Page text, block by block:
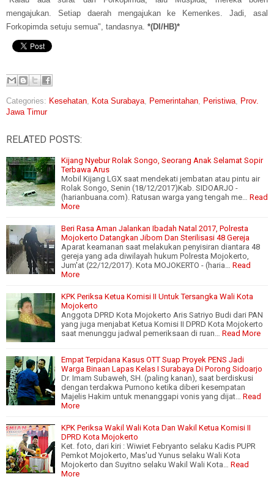
mengajukan. Setiap daerah mengajukan ke Kemenkes. Jadi, asal
Forkopimda setuju semua", tandasnya. *(DI/HB)*
Categories: Kesehatan Kota Surabaya Pemerintahan Peristiwa Prov.
Jawa Timur
RELATED POSTS:
Kijang Nyebur Rolak Songo, Seorang Anak Selamat Sopir
Terbawa Arus
Mobil Kijang LGX saat mendekati jembatan atau pintu air
Rolak Songo, Senin (18/12/2017)Kab. SIDOARJO -
(harianbuana.com). Ratusan warga yang tengah me…
Read
More
Beri Rasa Aman Jalankan Ibadah Natal 2017, Polresta
Mojokerto Datangkan Jibom Dan Sterilisasi 48 Gereja
Aparat keamanan saat melakukan penyisiran diantara 48
gereja yang ada diwilayah hukum Polresta Mojokerto,
Jum'at (22/12/2017). Kota MOJOKERTO - (haria…
Read
More
KPK Periksa Ketua Komisi II Untuk Tersangka Wali Kota
Mojokerto
Anggota DPRD Kota Mojokerto Aris Satriyo Budi dari PAN
yang juga menjabat Ketua Komisi II DPRD Kota Mojokerto
saat menunggu jadwal pemeriksaan di ruan…
Read More
Empat Terpidana Kasus OTT Suap Proyek PENS Jadi
Warga Binaan Lapas Kelas I Surabaya Di Porong Sidoarjo
Dr. Imam Subaweh, SH. (paling kanan), saat berdiskusi
dengan terdakwa Purnono ketika diberi kesempatan
Majelis Hakim untuk menanggapi vonis yang dijat…
Read
More
KPK Periksa Wakil Wali Kota Dan Wakil Ketua Komisi II
DPRD Kota Mojokerto
Ket. foto, dari kiri : Wiwiet Febryanto selaku Kadis PUPR
Pemkot Mojokerto, Mas'ud Yunus selaku Wali Kota
Mojokerto dan Suyitno selaku Wakil Wali Kota…
Read
More